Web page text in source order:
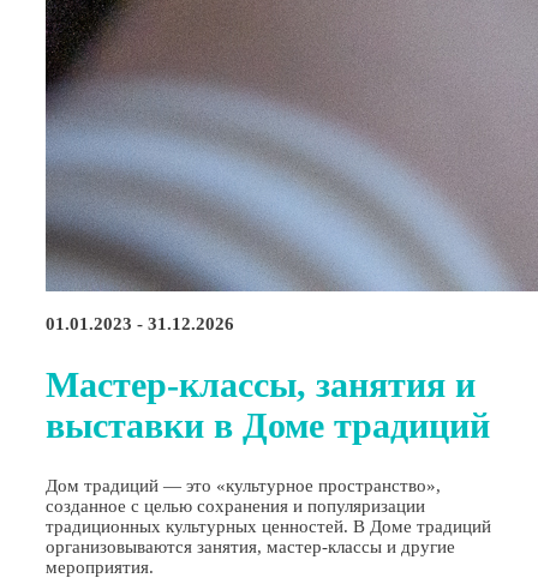
01.01.2023 - 31.12.2026
Мастер-классы, занятия и
выставки в Доме традиций
Дом традиций — это «культурное пространство»,
созданное с целью сохранения и популяризации
традиционных культурных ценностей. В Доме традиций
организовываются занятия, мастер-классы и другие
мероприятия.